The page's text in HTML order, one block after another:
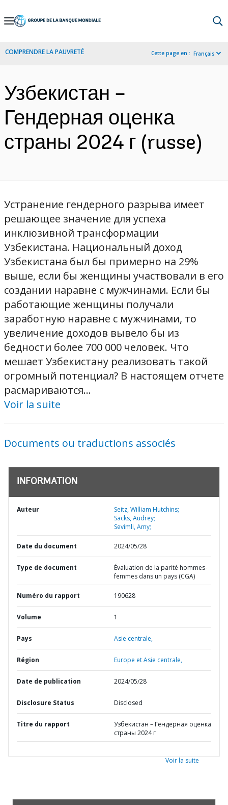
Skip
Navigation
COMPRENDRE LA PAUVRETÉ Cette page en : Français
Узбекистан –
Гендерная оценка
страны 2024 г (russe)
Устранение гендерного разрыва имеет
решающее значение для успеха
инклюзивной трансформации
Узбекистана. Национальный доход
Узбекистана был бы примерно на 29%
выше, если бы женщины участвовали в его
создании наравне с мужчинами. Если бы
работающие женщины получали
заработную наравне с мужчинами, то
увеличение доходов вывело бы из
бедности более 700 000 человек. Что
мешает Узбекистану реализовать такой
огромный потенциал? В настоящем отчете
расмариваются...
Voir la suite
Documents ou traductions associés
INFORMATION
Auteur
Seitz, William Hutchins;
Sacks, Audrey;
Sevimli, Amy;
Date du document 2024/05/28
Type de document
Évaluation de la parité hommes-
femmes dans un pays (CGA)
Numéro du rapport 190628
Volume 1
Pays Asie centrale,
Région Europe et Asie centrale,
Date de publication 2024/05/28
Disclosure Status Disclosed
Titre du rapport
Узбекистан – Гендерная оценка
страны 2024 г
Voir la suite